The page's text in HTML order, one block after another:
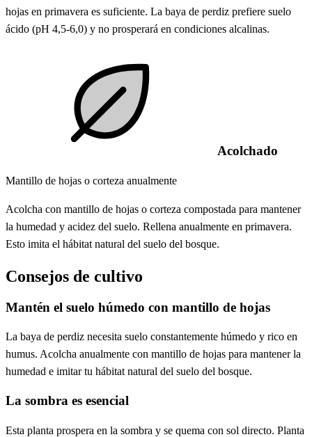
hojas en primavera es suficiente. La baya de perdiz prefiere suelo
ácido (pH 4,5-6,0) y no prosperará en condiciones alcalinas.
Acolchado
Mantillo de hojas o corteza anualmente
Acolcha con mantillo de hojas o corteza compostada para mantener
la humedad y acidez del suelo. Rellena anualmente en primavera.
Esto imita el hábitat natural del suelo del bosque.
Consejos de cultivo
Mantén el suelo húmedo con mantillo de hojas
La baya de perdiz necesita suelo constantemente húmedo y rico en
humus. Acolcha anualmente con mantillo de hojas para mantener la
humedad e imitar tu hábitat natural del suelo del bosque.
La sombra es esencial
Esta planta prospera en la sombra y se quema con sol directo. Planta